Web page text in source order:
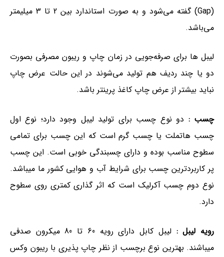
(Gap) گفته می‌شود و به صورت استاندارد بین 2 تا 3 میلیمتر
می‌باشد.
لیبل ها برای صرفه‌جویی در زمان چاپ و ریبون مصرفی بصورت
دو یا چند ردیف هم تولید می‌شوند در این حالت عرض چاپ
نباید بیشتر از عرض چاپ کاغذ پرینتر باشد.
چسب : دو نوع چسب برای تولید لیبل وجود دارد؛ نوع اول
چسب هاتملت یا چسب گرم است که این چسب برای تمامی
سطوح مناسب بوده و دارای چسبندگی خوبی است. این چسب
پر کاربردترین چسب برای شرایط آب و هوایی کشور ما میباشد.
نوع دوم چسب آکرلیک است که اثر گذاری کمتری روی سطوح
دارد.
رویه لیبل :
لیبل کابل دارای رویه 60 تا 80 میکرون صدفی
میباشند. بهترین نوع برچسب از نظر چاپ پذیری با ریبون وکس